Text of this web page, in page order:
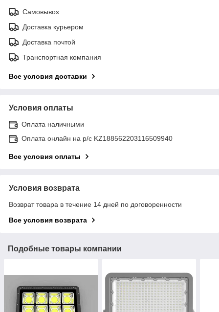
Самовывоз
Доставка курьером
Доставка почтой
Транспортная компания
Все условия доставки
Условия оплаты
Оплата наличными
Оплата онлайн на р/с KZ188562203116509940
Все условия оплаты
Условия возврата
Возврат товара в течение 14 дней по договоренности
Все условия возврата
Подобные товары компании